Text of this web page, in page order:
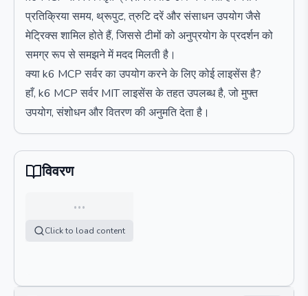
प्रतिक्रिया समय, थ्रूपुट, त्रुटि दरें और संसाधन उपयोग जैसे
मेट्रिक्स शामिल होते हैं, जिससे टीमों को अनुप्रयोग के प्रदर्शन को
समग्र रूप से समझने में मदद मिलती है।
क्या k6 MCP सर्वर का उपयोग करने के लिए कोई लाइसेंस है?
हाँ, k6 MCP सर्वर MIT लाइसेंस के तहत उपलब्ध है, जो मुफ्त
उपयोग, संशोधन और वितरण की अनुमति देता है।
विवरण
…
Click to load content